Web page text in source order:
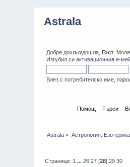
Astrala
Добре дошъл/дошла,Гост .
Изгубил сиактивационния е-
Влез с потребителско име,
Помощ Търси
Astrala » Астрология. Езотерика
Страници: 1 ...26 27 [28]29 30